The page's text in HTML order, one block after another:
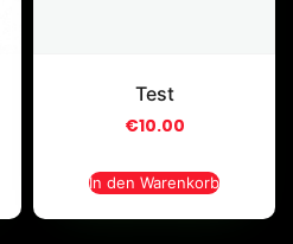
Test
€10.00
In den Warenkorb